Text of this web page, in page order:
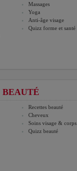
Massages
Yoga
Anti-âge visage
Quizz forme et santé
BEAUTÉ
Recettes beauté
Cheveux
Soins visage & corps
Quizz beauté